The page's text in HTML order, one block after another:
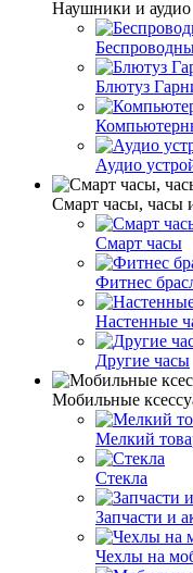
Наушники и аудио
Блютуз
Аудио
Смарт часы, часы
Cмарт часы
Фитнес
Настенные
Другие часы
Мобильные
Мелкий
Стекла
Запчасти и
Чехлы на